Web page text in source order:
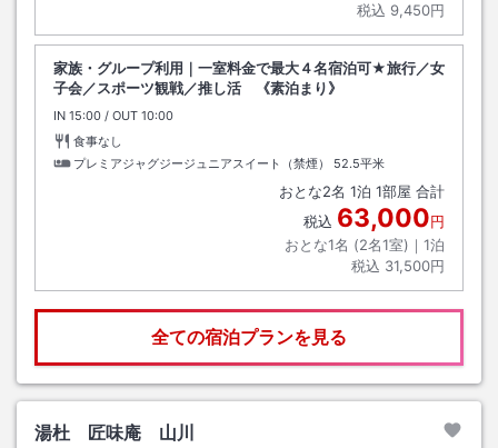
税込 9,450円
家族・グループ利用｜一室料金で最大４名宿泊可★旅行／女
子会／スポーツ観戦／推し活 《素泊まり》
IN チェックイン
15:00 / OUT チェックアウト
10:00
食事なし
プレミアジャグジージュニアスイート（禁煙）
52.5平米
おとな2名 1泊 1部屋 合計
税込 63,000円
おとな1名 (2名1室)｜ 1泊
税込 31,500円
全ての宿泊プランを見る
湯杜 匠味庵 山川